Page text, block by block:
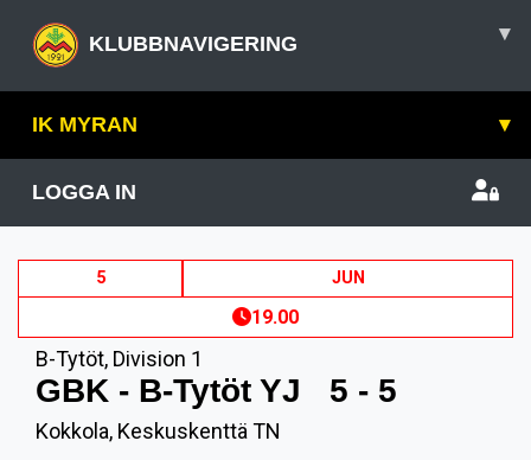
KLUBBNAVIGERING ▾
IK MYRAN ▾
LOGGA IN
5 JUN
19.00
B-Tytöt, Division 1
GBK - B-Tytöt YJ 5 - 5
Kokkola, Keskuskenttä TN